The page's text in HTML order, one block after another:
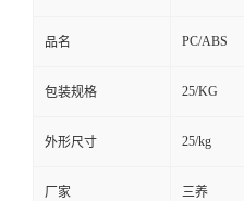
品名 PC/ABS
包装规格 25/KG
外形尺寸 25/kg
厂家 三养